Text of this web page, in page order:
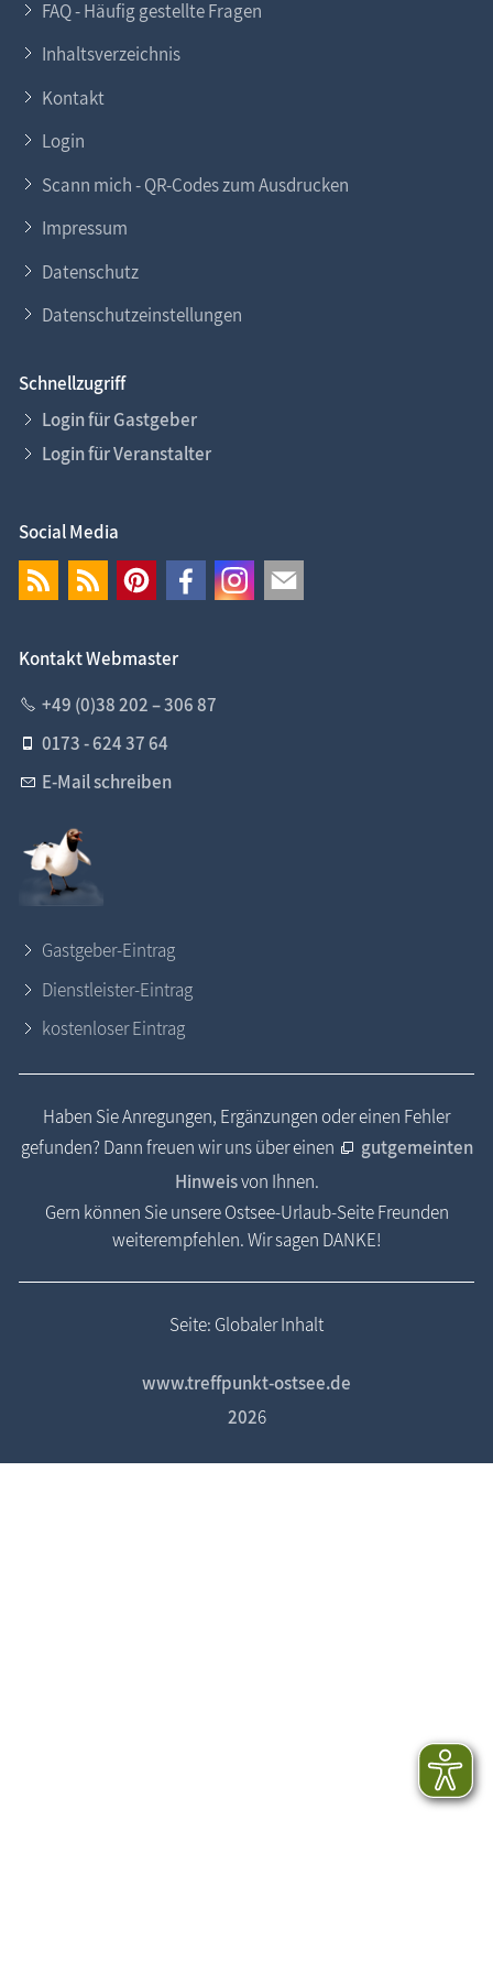
FAQ - Häufig gestellte Fragen
Inhaltsverzeichnis
Kontakt
Login
Scann mich - QR-Codes zum Ausdrucken
Impressum
Datenschutz
Datenschutzeinstellungen
Schnellzugriff
Login für Gastgeber
Login für Veranstalter
Social Media
Kontakt Webmaster
+49 (0)38 202 – 306 87
0173 - 624 37 64
E-Mail schreiben
Gastgeber-Eintrag
Dienstleister-Eintrag
kostenloser Eintrag
Haben Sie Anregungen, Ergänzungen oder einen Fehler
gefunden? Dann freuen wir uns über einen
gutgemeinten
Hinweisvon Ihnen.
Gern können Sie unsere Ostsee-Urlaub-Seite Freunden
weiterempfehlen. Wir sagen DANKE!
Seite: Globaler Inhalt
www.treffpunkt-ostsee.de
2026